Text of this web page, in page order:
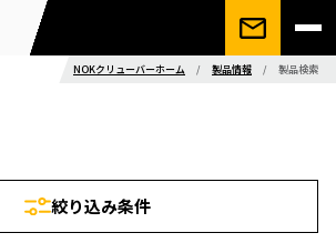
NOKクリューバーホーム / 製品情報 / 製品検索
絞り込み条件